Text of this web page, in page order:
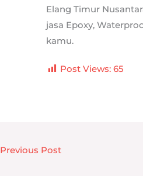
Elang Timur
jasa Epoxy,
kamu.
Post Views: 65
Previous Post